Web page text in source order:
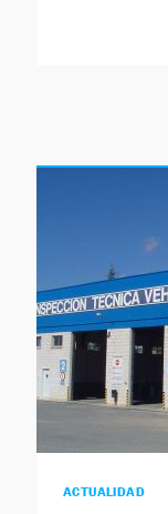
ACTUALIDAD